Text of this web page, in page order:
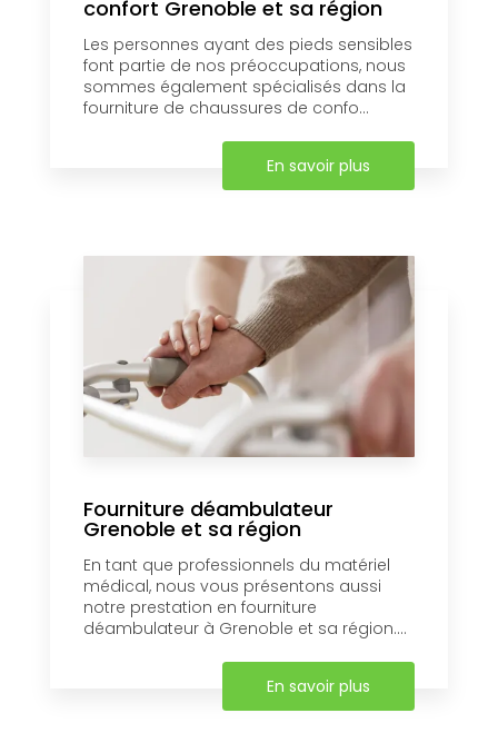
confort Grenoble et sa région
Les personnes ayant des pieds sensibles
font partie de nos préoccupations, nous
sommes également spécialisés dans la
fourniture de chaussures de confo...
En savoir plus
Fourniture déambulateur
Grenoble et sa région
En tant que professionnels du matériel
médical, nous vous présentons aussi
notre prestation en fourniture
déambulateur à Grenoble et sa région....
En savoir plus